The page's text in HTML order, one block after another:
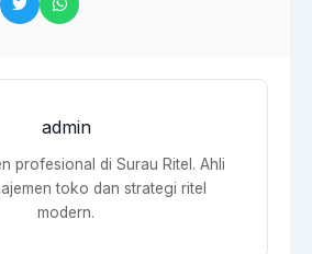
admin
profesional di Surau Ritel. Ahli
toko dan strategi ritel
modern.